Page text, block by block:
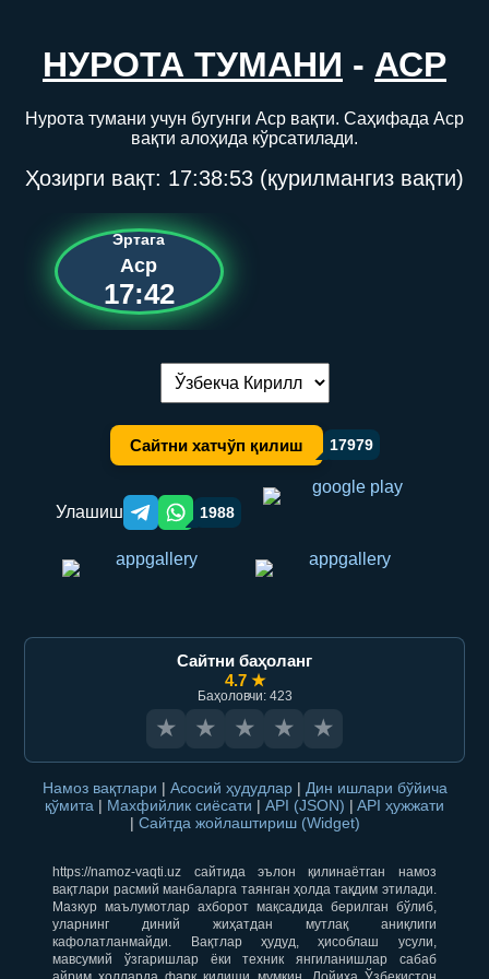
НУРОТА ТУМАНИ - АСР
Нурота тумани учун бугунги Аср вақти. Саҳифада Аср
вақти алоҳида кўрсатилади.
Ҳозирги вақт: 17:38:53 (қурилмангиз вақти)
Эртага
Аср
17:42
Тилни алмаштириш:
Сайтни хатчўп қилиш 17979
Улашиш Telegram orqali ulashish
WhatsApp orqali ulashish
1988
Сайтни баҳоланг
4.7 ★
Баҳоловчи: 423
★ ★ ★ ★ ★
Намоз вақтлари | Асосий ҳудудлар | Дин ишлари бўйича
қўмита | Махфийлик сиёсати | API (JSON) | API ҳужжати
| Сайтда жойлаштириш (Widget)
https://namoz-vaqti.uz сайтида эълон қилинаётган намоз
вақтлари расмий манбаларга таянган ҳолда тақдим этилади.
Мазкур маълумотлар ахборот мақсадида берилган бўлиб,
уларнинг диний жиҳатдан мутлақ аниқлиги
кафолатланмайди. Вақтлар ҳудуд, ҳисоблаш усули,
мавсумий ўзгаришлар ёки техник янгиланишлар сабаб